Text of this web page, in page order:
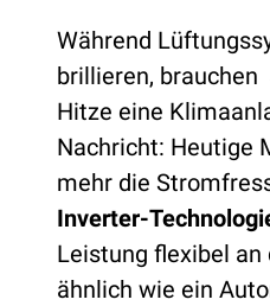
Während
brillieren,
Hitze eine
Nachricht: Heutige
mehr die
Inverter-
Leistung flexibel an
ähnlich wie ein